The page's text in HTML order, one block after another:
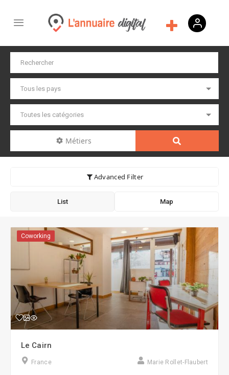
Métiers
Advanced Filter
List Map
Coworking
Le Cairn
France Marie Rollet-Flaubert